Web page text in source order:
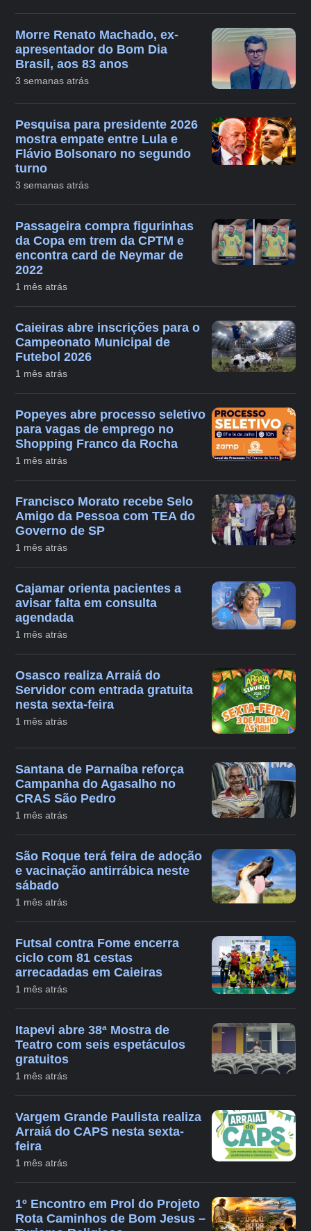
Morre Renato Machado, ex-
apresentador do Bom Dia
Brasil, aos 83 anos
3 semanas atrás
Pesquisa para presidente 2026
mostra empate entre Lula e
Flávio Bolsonaro no segundo
turno
3 semanas atrás
Passageira compra figurinhas
da Copa em trem da CPTM e
encontra card de Neymar de
2022
1 mês atrás
Caieiras abre inscrições para o
Campeonato Municipal de
Futebol 2026
1 mês atrás
Popeyes abre processo seletivo
para vagas de emprego no
Shopping Franco da Rocha
1 mês atrás
Francisco Morato recebe Selo
Amigo da Pessoa com TEA do
Governo de SP
1 mês atrás
Cajamar orienta pacientes a
avisar falta em consulta
agendada
1 mês atrás
Osasco realiza Arraiá do
Servidor com entrada gratuita
nesta sexta-feira
1 mês atrás
Santana de Parnaíba reforça
Campanha do Agasalho no
CRAS São Pedro
1 mês atrás
São Roque terá feira de adoção
e vacinação antirrábica neste
sábado
1 mês atrás
Futsal contra Fome encerra
ciclo com 81 cestas
arrecadadas em Caieiras
1 mês atrás
Itapevi abre 38ª Mostra de
Teatro com seis espetáculos
gratuitos
1 mês atrás
Vargem Grande Paulista realiza
Arraiá do CAPS nesta sexta-
feira
1 mês atrás
1º Encontro em Prol do Projeto
Rota Caminhos de Bom Jesus –